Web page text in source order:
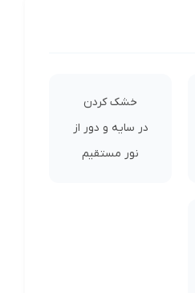
خشک کردن
در سایه و دور از
نور مستقیم